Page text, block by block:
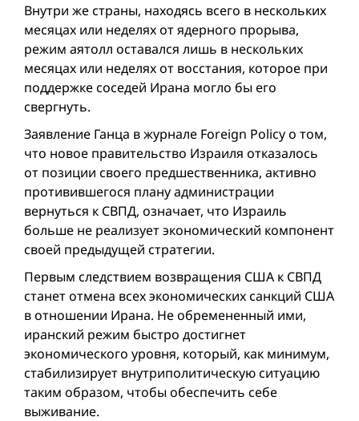
Внутри же страны, находясь всего в нескольких
месяцах или неделях от ядерного прорыва,
режим аятолл оставался лишь в нескольких
месяцах или неделях от восстания, которое при
поддержке соседей Ирана могло бы его
свергнуть.
Заявление Ганца в журнале Foreign Policy о том,
что новое правительство Израиля отказалось
от позиции своего предшественника, активно
противившегося плану администрации
вернуться к СВПД, означает, что Израиль
больше не реализует экономический компонент
своей предыдущей стратегии.
Первым следствием возвращения США к СВПД
станет отмена всех экономических санкций США
в отношении Ирана. Не обремененный ими,
иранский режим быстро достигнет
экономического уровня, который, как минимум,
стабилизирует внутриполитическую ситуацию
таким образом, чтобы обеспечить себе
выживание.